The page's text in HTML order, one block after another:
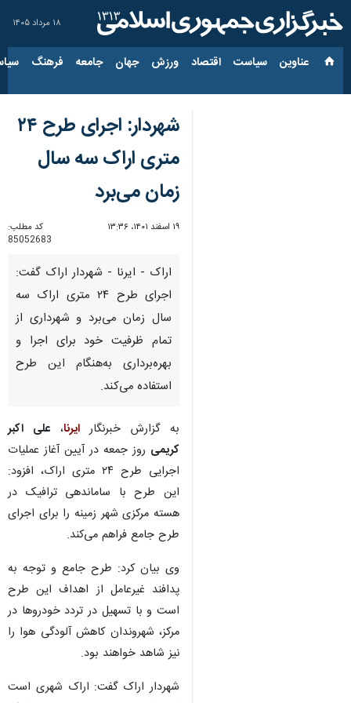
۱۸ مرداد ۱۴۰۵
عناوین‌ سیاست اقتصاد ورزش جهان جامعه فرهنگ
شهردار: اجرای طرح ۲۴
متری اراک سه سال
زمان می‌برد
۱۹ اسفند ۱۴۰۱، ۱۳:۳۶
کد مطلب:
85052683
اراک - ایرنا - شهردار اراک گفت:
اجرای طرح ۲۴ متری اراک سه
سال زمان می‌برد و شهرداری از
تمام ظرفیت خود برای اجرا و
بهره‌برداری به‌هنگام این طرح
استفاده می‌کند.
به گزارش خبرنگارایرنا،علی اکبر
کریمی روز جمعه در آیین آغاز عملیات
اجرایی طرح ۲۴ متری اراک، افزود:
این طرح با ساماندهی ترافیک در
هسته مرکزی شهر زمینه را برای اجرای
طرح جامع فراهم می‌کند.
وی بیان کرد: طرح جامع و توجه به
پدافند غیرعامل از اهداف این طرح
است و با تسهیل در تردد خودروها در
مرکز، شهروندان کاهش آلودگی هوا را
نیز شاهد خواهند بود.
شهردار اراک گفت: اراک شهری است